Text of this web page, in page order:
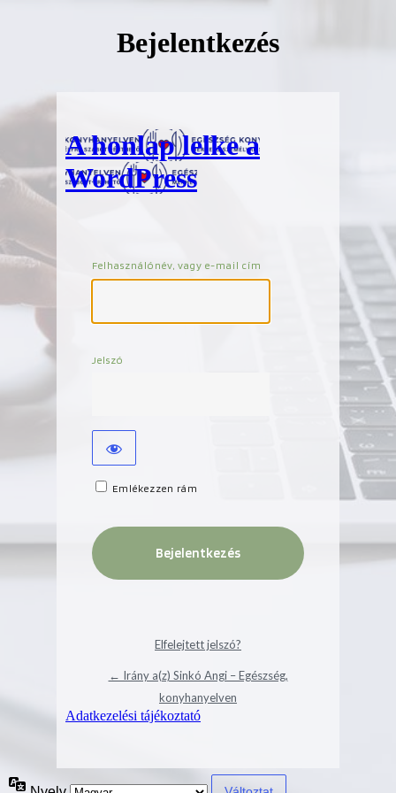
Bejelentkezés
A honlap lelke a
WordPress
Felhasználónév, vagy e-mail cím
Jelszó
Emlékezzen rám
Elfelejtett jelszó?
← Irány a(z) Sinkó Angi – Egészség,
konyhanyelven
Adatkezelési tájékoztató